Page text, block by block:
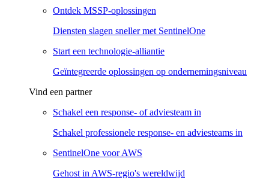
Ontdek MSSP-oplossingen
Diensten slagen sneller met SentinelOne
Start een technologie-alliantie
Geïntegreerde oplossingen op ondernemingsniveau
Vind een partner
Schakel een response- of adviesteam in
Schakel professionele response- en adviesteams in
SentinelOne voor AWS
Gehost in AWS-regio's wereldwijd